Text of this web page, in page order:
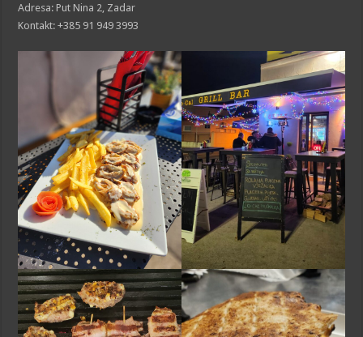
Adresa: Put Nina 2, Zadar
Kontakt: +385 91 949 3993